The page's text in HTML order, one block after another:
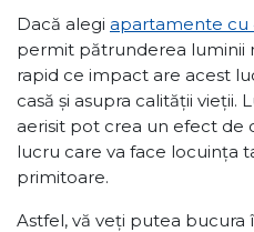
Dacă alegi apartamente cu
permit pătrunderea luminii
rapid ce impact are acest
casă și asupra calității vieții.
aerisit pot crea un efect de
lucru care va face locuința
primitoare.
Astfel, vă veți putea